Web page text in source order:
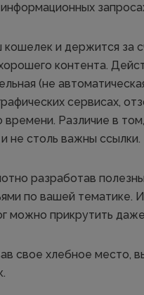
и держится за
контента.
(не
сервисах,
Различие в
не столь важны ссылки.
разработав
по вашей тематике.
можно прикрутить
свое хлебное место,